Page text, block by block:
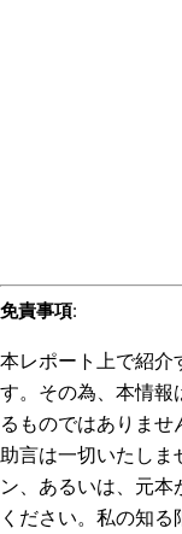
免責事項:
本レポート上で紹介
す。その為、本情報
るものではありま
助言は一切いたしま
ン、あるいは、元
ください。私の知